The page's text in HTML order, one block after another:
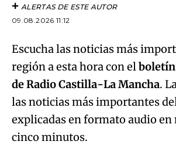
ALERTAS DE ESTE AUTOR
09.08.2026 11:12
Escucha las noticias más
región a esta hora con el
de Radio Castilla-La Mancha.
las noticias más importantes
explicadas en formato audio en
cinco minutos.